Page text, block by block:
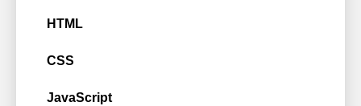
HTML
CSS
JavaScript